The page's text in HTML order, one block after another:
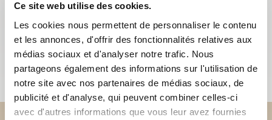
Ce site web utilise des cookies.
Les cookies nous permettent de personnaliser le contenu
et les annonces, d'offrir des fonctionnalités relatives aux
médias sociaux et d'analyser notre trafic. Nous
partageons également des informations sur l'utilisation de
notre site avec nos partenaires de médias sociaux, de
publicité et d'analyse, qui peuvent combiner celles-ci
avec d'autres informations que vous leur avez fournies